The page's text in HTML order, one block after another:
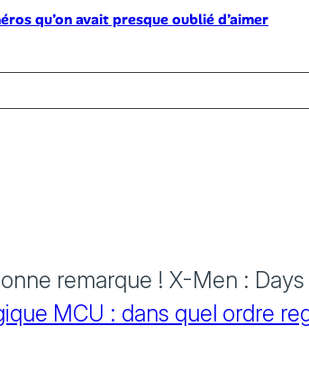
qu’on avait presque oublié d’aimer
remarque ! X-Men :
MCU : dans quel ordre